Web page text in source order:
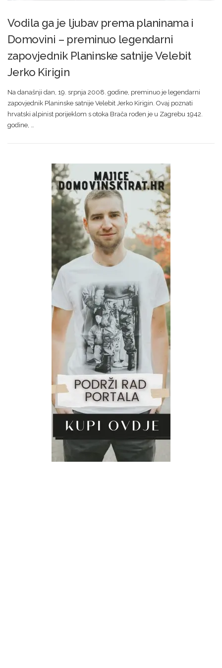
Vodila ga je ljubav prema planinama i
Domovini – preminuo legendarni
zapovjednik Planinske satnije Velebit
Jerko Kirigin
Na današnji dan, 19. srpnja 2008. godine, preminuo je legendarni
zapovjednik Planinske satnije Velebit Jerko Kirigin. Ovaj poznati
hrvatski alpinist porijeklom s otoka Brača rođen je u Zagrebu 1942.
godine, …